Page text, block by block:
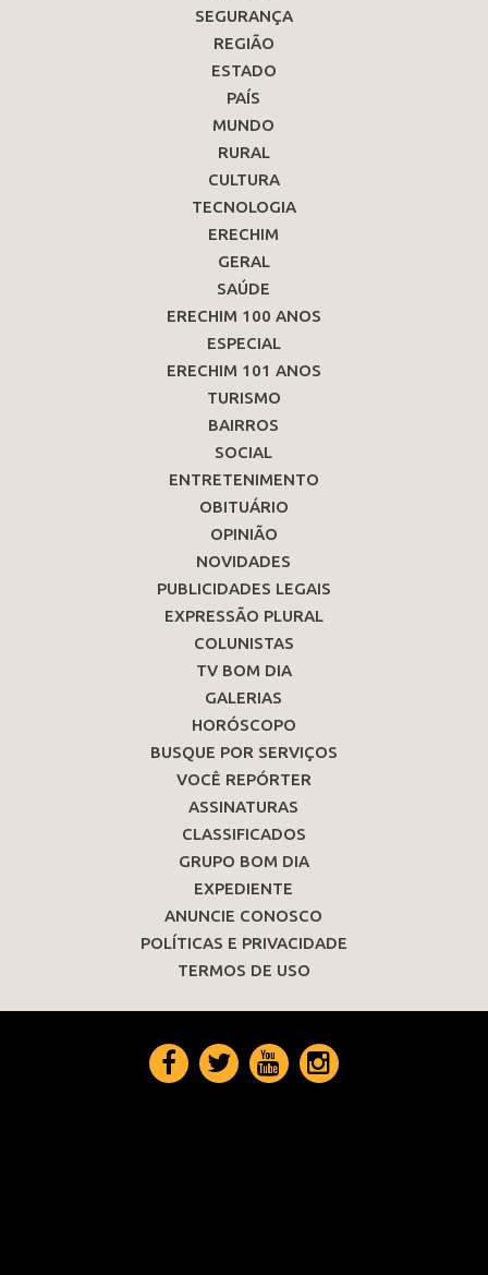
SEGURANÇA
REGIÃO
ESTADO
PAÍS
MUNDO
RURAL
CULTURA
TECNOLOGIA
ERECHIM
GERAL
SAÚDE
ERECHIM 100 ANOS
ESPECIAL
ERECHIM 101 ANOS
TURISMO
BAIRROS
SOCIAL
ENTRETENIMENTO
OBITUÁRIO
OPINIÃO
NOVIDADES
PUBLICIDADES LEGAIS
EXPRESSÃO PLURAL
COLUNISTAS
TV BOM DIA
GALERIAS
HORÓSCOPO
BUSQUE POR SERVIÇOS
VOCÊ REPÓRTER
ASSINATURAS
CLASSIFICADOS
GRUPO BOM DIA
EXPEDIENTE
ANUNCIE CONOSCO
POLÍTICAS E PRIVACIDADE
TERMOS DE USO